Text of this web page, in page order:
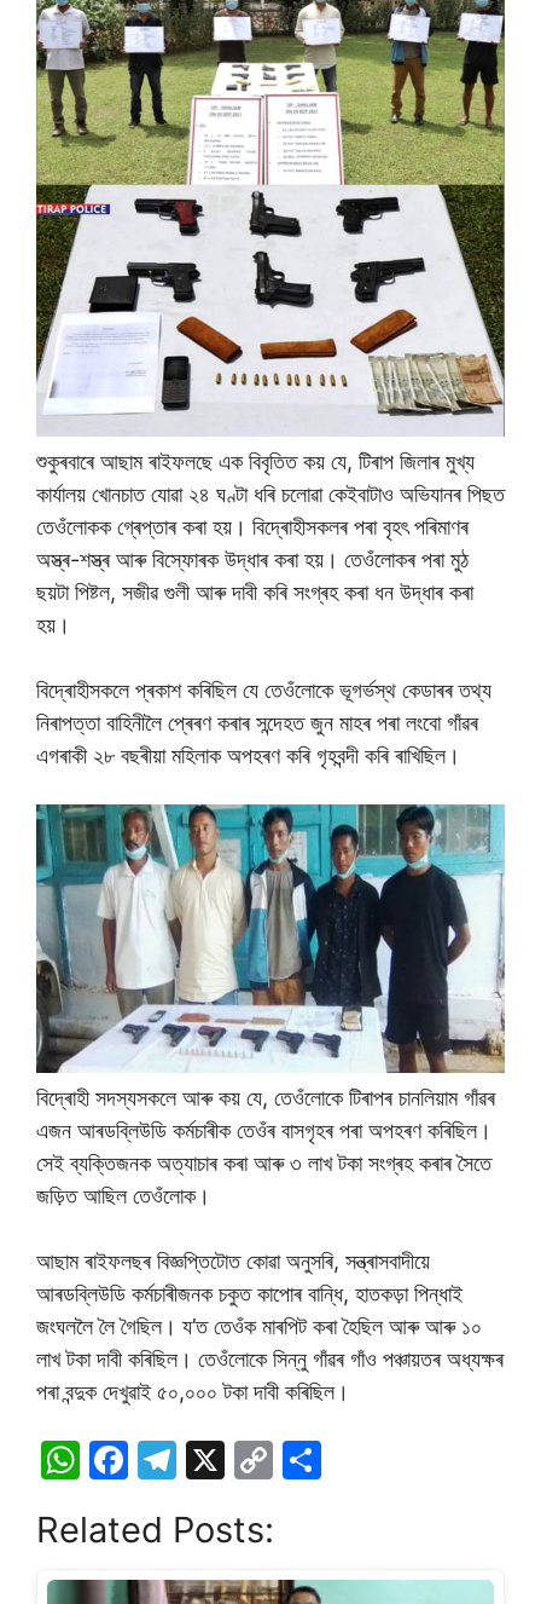
শুকুৰবাৰে আছাম ৰাইফলছে এক বিবৃতিত কয় যে, টিৰাপ জিলাৰ মুখ্য
কাৰ্যালয় খোনচাত যোৱা ২৪ ঘণ্টা ধৰি চলোৱা কেইবাটাও অভিযানৰ পিছত
তেওঁলোকক গ্ৰেপ্তাৰ কৰা হয়। বিদ্ৰোহীসকলৰ পৰা বৃহৎ পৰিমাণৰ
অস্ত্ৰ-শস্ত্ৰ আৰু বিস্ফোৰক উদ্ধাৰ কৰা হয়। তেওঁলোকৰ পৰা মুঠ
ছয়টা পিষ্টল, সজীৱ গুলী আৰু দাবী কৰি সংগ্ৰহ কৰা ধন উদ্ধাৰ কৰা
হয়।
বিদ্ৰোহীসকলে প্ৰকাশ কৰিছিল যে তেওঁলোকে ভূগৰ্ভস্থ কেডাৰৰ তথ্য
নিৰাপত্তা বাহিনীলৈ প্ৰেৰণ কৰাৰ সন্দেহত জুন মাহৰ পৰা লংবো গাঁৱৰ
এগৰাকী ২৮ বছৰীয়া মহিলাক অপহৰণ কৰি গৃহবন্দী কৰি ৰাখিছিল।
বিদ্ৰোহী সদস্যসকলে আৰু কয় যে, তেওঁলোকে টিৰাপৰ চানলিয়াম গাঁৱৰ
এজন আৰডব্লিউডি কৰ্মচাৰীক তেওঁৰ বাসগৃহৰ পৰা অপহৰণ কৰিছিল।
সেই ব্যক্তিজনক অত্যাচাৰ কৰা আৰু ৩ লাখ টকা সংগ্ৰহ কৰাৰ সৈতে
জড়িত আছিল তেওঁলোক।
আছাম ৰাইফলছৰ বিজ্ঞপ্তিটোত কোৱা অনুসৰি, সন্ত্ৰাসবাদীয়ে
আৰডব্লিউডি কৰ্মচাৰীজনক চকুত কাপোৰ বান্ধি, হাতকড়া পিন্ধাই
জংঘললৈ লৈ গৈছিল। য’ত তেওঁক মাৰপিট কৰা হৈছিল আৰু আৰু ১০
লাখ টকা দাবী কৰিছিল। তেওঁলোকে সিন্নু গাঁৱৰ গাঁও পঞ্চায়তৰ অধ্যক্ষৰ
পৰা বন্দুক দেখুৱাই ৫০,০০০ টকা দাবী কৰিছিল।
W
at
s
F
c
e
T
e
gr
X
C
y e
Related Posts: